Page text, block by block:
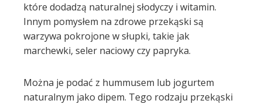
które dodadzą naturalnej słodyczy i witamin.
Innym pomysłem na zdrowe przekąski są
warzywa pokrojone w słupki, takie jak
marchewki, seler naciowy czy papryka.
Można je podać z hummusem lub jogurtem
naturalnym jako dipem. Tego rodzaju przekąski